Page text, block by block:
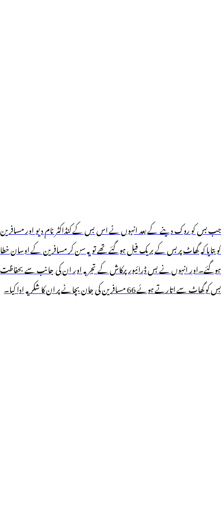
جب بس کو روک دینے کے بعد انہوں نے اس بس کے کنڈاکٹر نام دیو اور مسافرین
کو بتایا کہ گھاٹ پر بس کے بریک فیل ہوگئے تھے تو یہ سن کر مسافرین کے اوسان خطا
ہوگئے۔اور انہوں نے بس ڈرائیور پرکاش کے تجربہ اور ان کی جانب سے بحفاظت
بس کو گھاٹ سے اتارتے ہوئے 66 مسافرین کی جان بچانے پر ان کا شکریہ ادا کیا۔